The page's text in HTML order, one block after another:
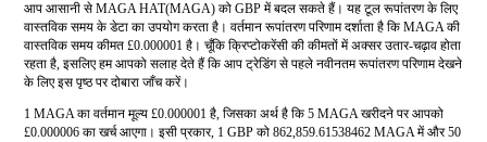
आप आसानी से MAGA HAT(MAGA) को GBP में बदल सकते हैं। यह टूल रूपांतरण के लिए
वास्तविक समय के डेटा का उपयोग करता है। वर्तमान रूपांतरण परिणाम दर्शाता है कि MAGA की
वास्तविक समय कीमत £0.000001 है। चूँकि क्रिप्टोकरेंसी की कीमतों में अक्सर उतार-चढ़ाव होता
रहता है, इसलिए हम आपको सलाह देते हैं कि आप ट्रेडिंग से पहले नवीनतम रूपांतरण परिणाम देखने
के लिए इस पृष्ठ पर दोबारा जाँच करें।
1 MAGA का वर्तमान मूल्य £0.000001 है, जिसका अर्थ है कि 5 MAGA खरीदने पर आपको
£0.000006 का खर्च आएगा। इसी प्रकार, 1 GBP को 862,859.61538462 MAGA में और 50